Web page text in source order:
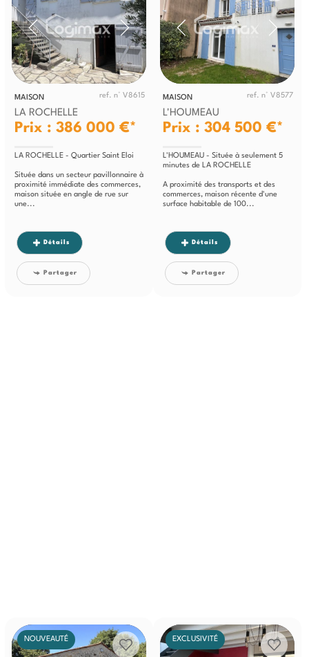
MAISON ref. n° V8615
LA ROCHELLE
Prix : 386 000 €*
LA ROCHELLE - Quartier Saint Eloi
Située dans un secteur pavillonnaire à
proximité immédiate des commerces,
maison située en angle de rue sur
une...
Détails
Partager
MAISON ref. n° V8577
L'HOUMEAU
Prix : 304 500 €*
L'HOUMEAU - Située à seulement 5
minutes de LA ROCHELLE
A proximité des transports et des
commerces, maison récente d'une
surface habitable de 100...
Détails
Partager
NOUVEAUTÉ EXCLUSIVITÉ